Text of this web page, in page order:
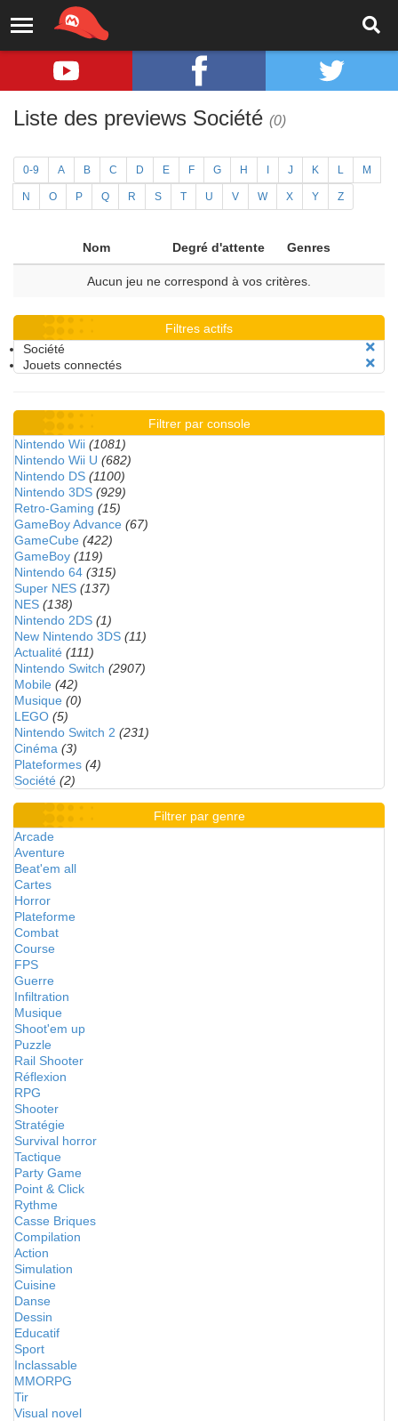
Liste des previews Société (0)
0-9 A B C D E F G H J K L M
N O P Q R S T U V W X Y Z
Nom Degré d'attente Genres
Aucun jeu ne correspond à vos critères.
Filtres actifs
Société
Jouets connectés
Filtrer par console
Nintendo Wii (1081)
Nintendo Wii U (682)
Nintendo DS (1100)
Nintendo 3DS (929)
Retro-Gaming (15)
GameBoy Advance (67)
GameCube (422)
GameBoy (119)
Nintendo 64 (315)
Super NES (137)
NES (138)
Nintendo 2DS (1)
New Nintendo 3DS (11)
Actualité (111)
Nintendo Switch (2907)
Mobile (42)
Musique (0)
LEGO (5)
Nintendo Switch 2 (231)
Cinéma (3)
Plateformes (4)
Société (2)
Filtrer par genre
Arcade
Aventure
Beat'em all
Cartes
Horror
Plateforme
Combat
Course
FPS
Guerre
Infiltration
Musique
Shoot'em up
Puzzle
Rail Shooter
Réflexion
RPG
Shooter
Stratégie
Survival horror
Tactique
Party Game
Point & Click
Rythme
Casse Briques
Compilation
Action
Simulation
Cuisine
Danse
Dessin
Educatif
Sport
Inclassable
MMORPG
Tir
Visual novel